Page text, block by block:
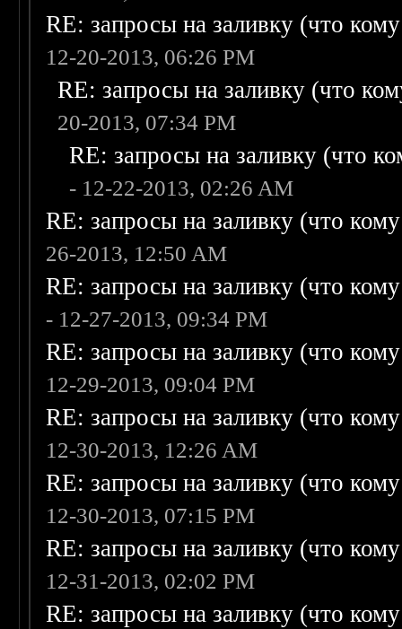
RE: запросы на заливку (что
12-20-2013, 06:26 PM
RE: запросы на заливку (что
20-2013, 07:34 PM
RE: запросы на заливку (что
- 12-22-2013, 02:26 AM
RE: запросы на заливку (что
26-2013, 12:50 AM
RE: запросы на заливку (что
- 12-27-2013, 09:34 PM
RE: запросы на заливку (что
12-29-2013, 09:04 PM
RE: запросы на заливку (что
12-30-2013, 12:26 AM
RE: запросы на заливку (что
12-30-2013, 07:15 PM
RE: запросы на заливку (что
12-31-2013, 02:02 PM
RE: запросы на заливку (что